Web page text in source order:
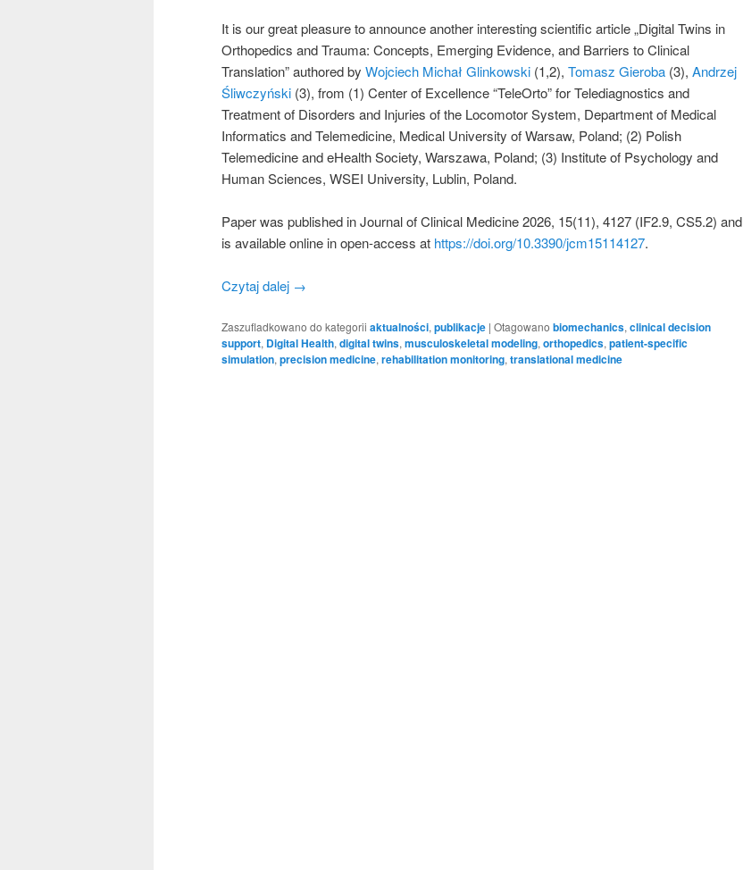
It is our great pleasure to announce another interesting scientific article „Digital Twins in
Orthopedics and Trauma: Concepts, Emerging Evidence, and Barriers to Clinical
Translation” authored by Wojciech Michał Glinkowski (1,2), Tomasz Gieroba (3), Andrzej
Śliwczyński (3), from (1) Center of Excellence “TeleOrto” for Telediagnostics and
Treatment of Disorders and Injuries of the Locomotor System, Department of Medical
Informatics and Telemedicine, Medical University of Warsaw, Poland; (2) Polish
Telemedicine and eHealth Society, Warszawa, Poland; (3) Institute of Psychology and
Human Sciences, WSEI University, Lublin, Poland.
Paper was published in Journal of Clinical Medicine 2026, 15(11), 4127 (IF2.9, CS5.2) and
is available online in open-access at https://doi.org/10.3390/jcm15114127.
Czytaj dalej →
Zaszufladkowano do kategorii aktualności, publikacje | Otagowano biomechanics, clinical decision
support, Digital Health, digital twins, musculoskeletal modeling, orthopedics, patient-specific
simulation, precision medicine, rehabilitation monitoring, translational medicine